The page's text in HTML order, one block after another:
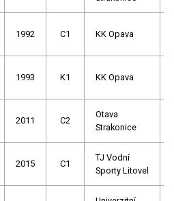
1992 C1 KK Opava
1993 K1 KK Opava
2011 C2
Otava
Strakonice
2015 C1
TJ Vodní
Sporty Litovel